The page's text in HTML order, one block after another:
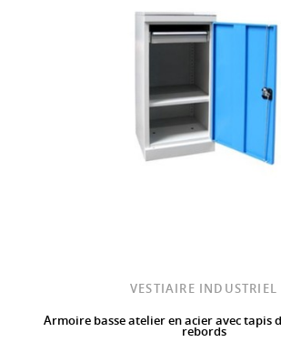
VESTIAIRE INDUSTRIEL
Armoire basse atelier en acier avec tapis
rebords